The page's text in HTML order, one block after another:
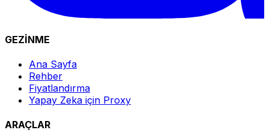
GEZİNME
Ana Sayfa
Rehber
Fiyatlandırma
Yapay Zeka için Proxy
ARAÇLAR